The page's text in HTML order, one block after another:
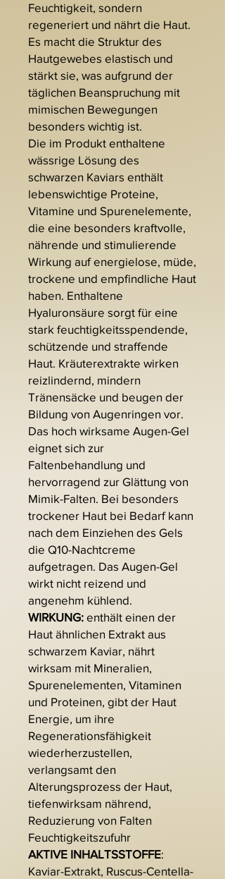
Feuchtigkeit, sondern
regeneriert und nährt die Haut.
Es macht die Struktur des
Hautgewebes elastisch und
stärkt sie, was aufgrund der
täglichen Beanspruchung mit
mimischen Bewegungen
besonders wichtig ist.
Die im Produkt enthaltene
wässrige Lösung des
schwarzen Kaviars enthält
lebenswichtige Proteine,
Vitamine und Spurenelemente,
die eine besonders kraftvolle,
nährende und stimulierende
Wirkung auf energielose, müde,
trockene und empfindliche Haut
haben. Enthaltene
Hyaluronsäure sorgt für eine
stark feuchtigkeitsspendende,
schützende und straffende
Haut. Kräuterextrakte wirken
reizlindernd, mindern
Tränensäcke und beugen der
Bildung von Augenringen vor.
Das hoch wirksame Augen-Gel
eignet sich zur
Faltenbehandlung und
hervorragend zur Glättung von
Mimik-Falten. Bei besonders
trockener Haut bei Bedarf kann
nach dem Einziehen des Gels
die Q10-Nachtcreme
aufgetragen. Das Augen-Gel
wirkt nicht reizend und
angenehm kühlend.
WIRKUNG: enthält einen der
Haut ähnlichen Extrakt aus
schwarzem Kaviar, nährt
wirksam mit Mineralien,
Spurenelementen, Vitaminen
und Proteinen, gibt der Haut
Energie, um ihre
Regenerationsfähigkeit
wiederherzustellen,
verlangsamt den
Alterungsprozess der Haut,
tiefenwirksam nährend,
Reduzierung von Falten
Feuchtigkeitszufuhr
AKTIVE INHALTSSTOFFE:
Kaviar-Extrakt, Ruscus-Centella-